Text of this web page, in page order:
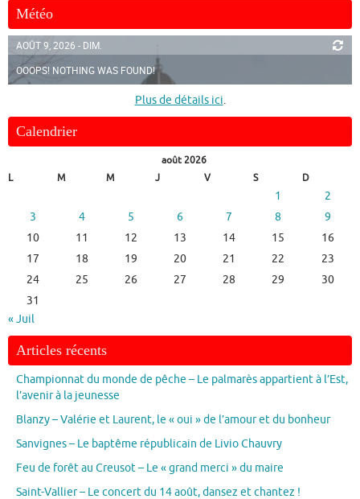
Météo
AOÛT 9, 2026 - DIM.
OOOPS! NOTHING WAS FOUND!
Plus de détails ici.
Calendrier
août 2026
L
M M J V S D
1
2
3
4 5 6 7 8
9
10
11 12 13 14 15
16
17
18 19 20 21 22
23
24
25 26 27 28 29
30
31
« Juil
Articles récents
Championnat du monde de pêche – Le palmarès appartient à l’Est,
l’avenir à la jeunesse
Blanzy – Valérie et Laurent, le « oui » de l’amour et du bonheur
Sanvignes – Le baptême républicain de Livio Chauvry
Feu de forêt au Creusot – Le « grand merci » du maire
Saint-Vallier – Le concert du 14 août, dansez et chantez !